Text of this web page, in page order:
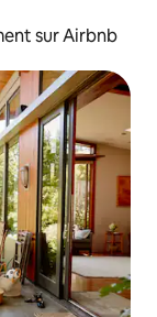
sur Airbnb